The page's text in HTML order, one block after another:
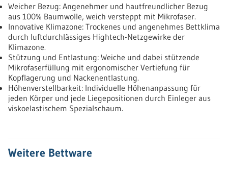
Weicher Bezug: Angenehmer und hautfreundlicher Bezug
aus 100% Baumwolle, weich versteppt mit Mikrofaser.
Innovative Klimazone: Trockenes und angenehmes Bettklima
durch luftdurchlässiges Hightech-Netzgewirke der
Klimazone.
Stützung und Entlastung: Weiche und dabei stützende
Mikrofaserfüllung mit ergonomischer Vertiefung für
Kopflagerung und Nackenentlastung.
Höhenverstellbarkeit: Individuelle Höhenanpassung für
jeden Körper und jede Liegepositionen durch Einleger aus
viskoelastischem Spezialschaum.
Weitere Bettware